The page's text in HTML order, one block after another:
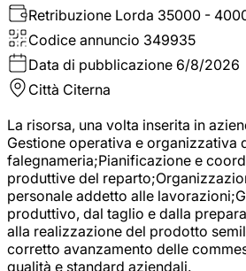
Retribuzione Lorda 35000 -
Codice annuncio 349935
Data di pubblicazione 6/8/2026
Città Citerna
La risorsa, una volta inserita in
Gestione operativa e organizzativa
falegnameria;Pianificazione e
produttive del
personale addetto alle
produttivo, dal taglio e dalla
alla realizzazione del prodotto
corretto avanzamento delle
qualità e standard aziendali.